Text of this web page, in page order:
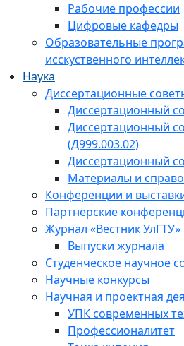
Рабочие профессии
Цифровые кафедры
Образовательные
исскуственного
Наука
Диссертационные
Диссертационный
Диссертационный
(Д999.003.02)
Диссертационный
Материалы и
Конференции и
Партнёрские
Журнал «Вестник УлГТУ»
Выпуски журнала
Студенческое научное
Научные конкурсы
Научная и проектная
УПК современных
Профессионалитет